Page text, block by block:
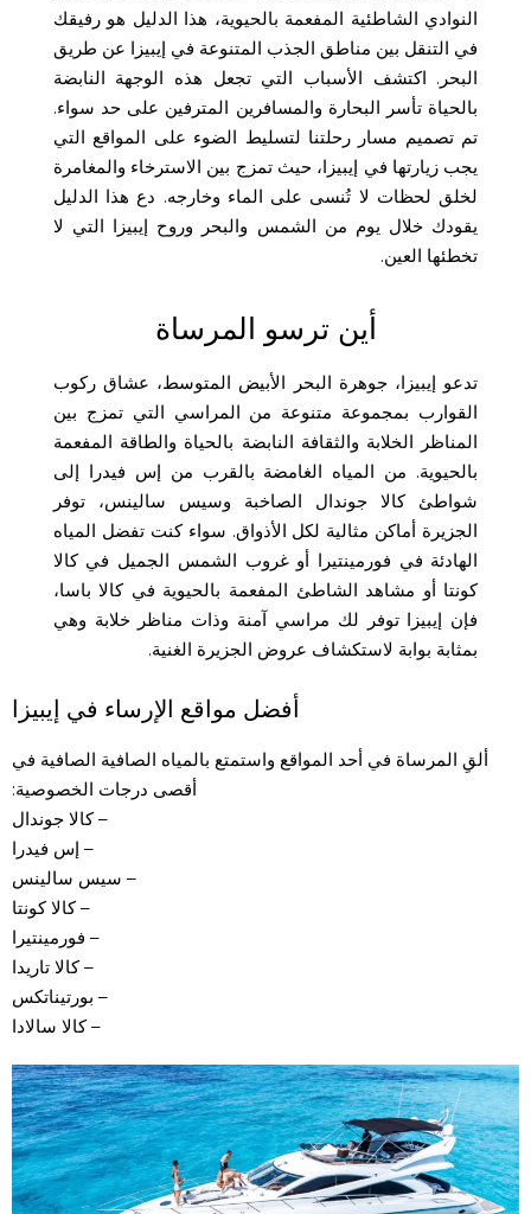
النوادي الشاطئية المفعمة بالحيوية، هذا الدليل هو رفيقك
في التنقل بين مناطق الجذب المتنوعة في إيبيزا عن طريق
البحر. اكتشف الأسباب التي تجعل هذه الوجهة النابضة
بالحياة تأسر البحارة والمسافرين المترفين على حد سواء.
تم تصميم مسار رحلتنا لتسليط الضوء على المواقع التي
يجب زيارتها في إيبيزا، حيث تمزج بين الاسترخاء والمغامرة
لخلق لحظات لا تُنسى على الماء وخارجه. دع هذا الدليل
يقودك خلال يوم من الشمس والبحر وروح إيبيزا التي لا
تخطئها العين.
أين ترسو المرساة
تدعو إيبيزا، جوهرة البحر الأبيض المتوسط، عشاق ركوب
القوارب بمجموعة متنوعة من المراسي التي تمزج بين
المناظر الخلابة والثقافة النابضة بالحياة والطاقة المفعمة
بالحيوية. من المياه الغامضة بالقرب من إس فيدرا إلى
شواطئ كالا جوندال الصاخبة وسيس سالينس، توفر
الجزيرة أماكن مثالية لكل الأذواق. سواء كنت تفضل المياه
الهادئة في فورمينتيرا أو غروب الشمس الجميل في كالا
كونتا أو مشاهد الشاطئ المفعمة بالحيوية في كالا باسا،
فإن إيبيزا توفر لك مراسي آمنة وذات مناظر خلابة وهي
بمثابة بوابة لاستكشاف عروض الجزيرة الغنية.
أفضل مواقع الإرساء في إيبيزا
ألقِ المرساة في أحد المواقع واستمتع بالمياه الصافية الصافية في
أقصى درجات الخصوصية:
– كالا جوندال
– إس فيدرا
– سيس سالينس
– كالا كونتا
– فورمينتيرا
– كالا تاريدا
– بورتيناتكس
– كالا سالادا